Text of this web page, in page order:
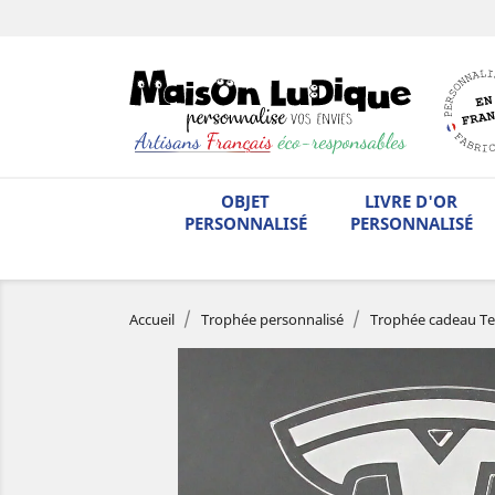
OBJET
PERSONNALISÉ
LIVRE D'OR
PERSONNALISÉ
Accueil Trophée personnalisé Trophée cadeau